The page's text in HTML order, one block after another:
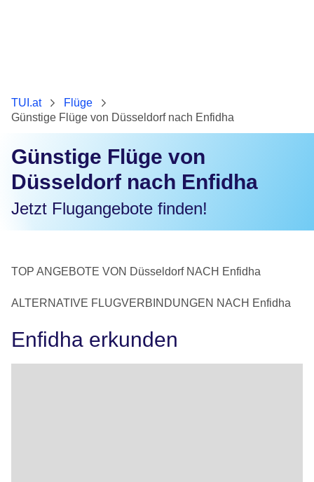
TUI.at
Flüge
Günstige Flüge von Düsseldorf nach Enfidha
Günstige Flüge von
Düsseldorf nach Enfidha
Jetzt Flugangebote finden!
TOP ANGEBOTE VON Düsseldorf NACH Enfidha
ALTERNATIVE FLUGVERBINDUNGEN NACH Enfidha
Enfidha erkunden